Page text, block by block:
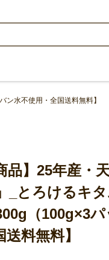
水不使用・全国送料無料】
品】25年産・
_とろけるキ
（100g×3
料無料】